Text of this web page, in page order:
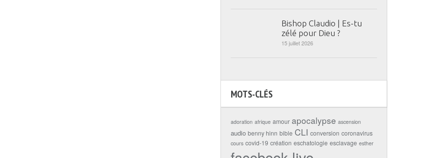
Bishop Claudio | Es-tu
zélé pour Dieu ?
15 juillet 2026
MOTS-CLÉS
adoration afrique amour apocalypse ascension
audio benny hinn bible CLI conversion coronavirus
cours covid-19 création eschatologie esclavage esther